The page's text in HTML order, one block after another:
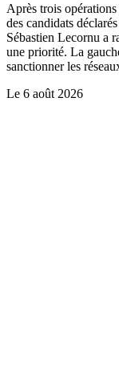
Après trois
des candidats
Sébastien Lecornu a
une priorité. La
sanctionner les
Le 6 août 2026